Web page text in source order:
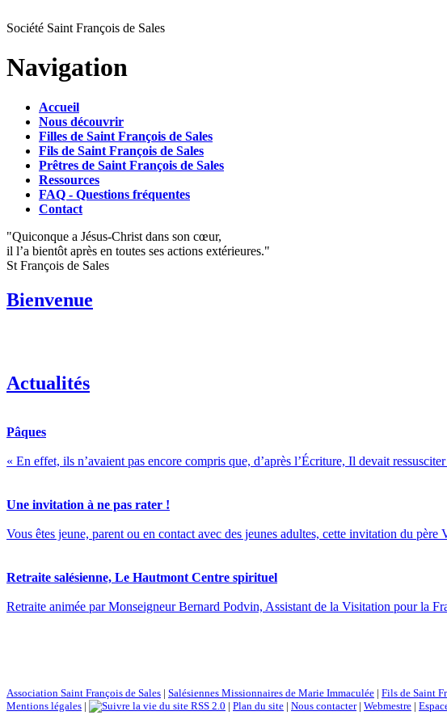
Société Saint François de Sales
Navigation
Accueil
Nous découvrir
Filles de Saint François de Sales
Fils de Saint François de Sales
Prêtres de Saint François de Sales
Ressources
FAQ - Questions fréquentes
Contact
"Quiconque a Jésus-Christ dans son cœur,
il l’a bientôt après en toutes ses actions extérieures."
St François de Sales
Bienvenue
Actualités
Pâques
« En effet, ils n’avaient pas encore compris que, d’après l’Écriture, Il devait
Une invitation à ne pas rater !
Vous êtes jeune, parent ou en contact avec des jeunes adultes, cette invitation du
Retraite salésienne, Le Hautmont Centre spirituel
Retraite animée par Monseigneur Bernard Podvin, Assistant de la Visitation pour la
Association Saint François de Sales | Salésiennes Missionnaires de Marie Immaculée | Fils de Saint
Mentions légales | RSS 2.0 | Plan du site | Nous contacter| Webmestre |